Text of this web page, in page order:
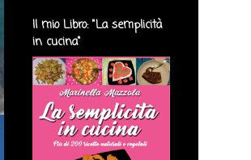
Il mio Libro: "La semplicità
in cucina"